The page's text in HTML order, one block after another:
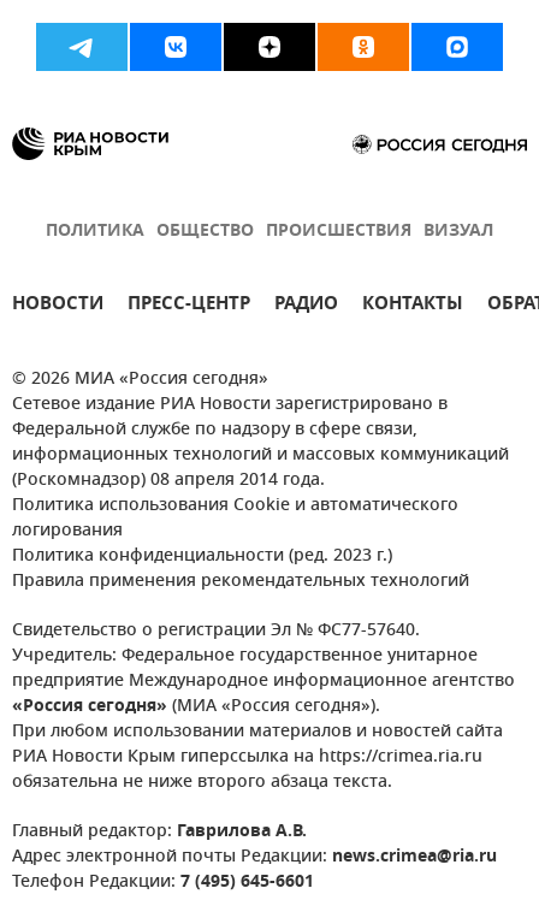
Общество Никитский ботанический сад
Селекция Экология
ПОЛИТИКА ОБЩЕСТВО ПРОИСШЕСТВИЯ ВИЗУАЛ
НОВОСТИ ПРЕСС-ЦЕНТР РАДИО КОНТАКТЫ
© 2026 МИА «Россия сегодня»
Сетевое издание РИА Новости зарегистрировано в
Федеральной службе по надзору в сфере связи,
информационных технологий и массовых коммуникаций
(Роскомнадзор) 08 апреля 2014 года.
Политика использования Cookie и автоматического
логирования
Политика конфиденциальности (ред. 2023 г.)
Правила применения рекомендательных технологий
Свидетельство о регистрации Эл № ФС77-57640.
Учредитель: Федеральное государственное унитарное
предприятие Международное информационное агентство
«Россия сегодня» (МИА «Россия сегодня»).
При любом использовании материалов и новостей сайта
РИА Новости Крым гиперссылка на https://crimea.ria.ru
обязательна не ниже второго абзаца текста.
Главный редактор: Гаврилова А.В.
Адрес электронной почты Редакции: news.crimea@ria.ru
Телефон Редакции: 7 (495) 645-6601